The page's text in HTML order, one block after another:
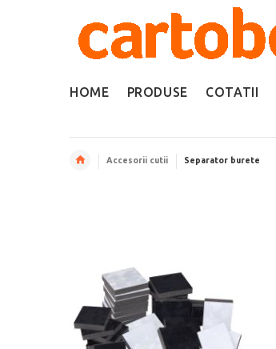
HOME PRODUSE COTATII
Accesorii cutii Separator burete